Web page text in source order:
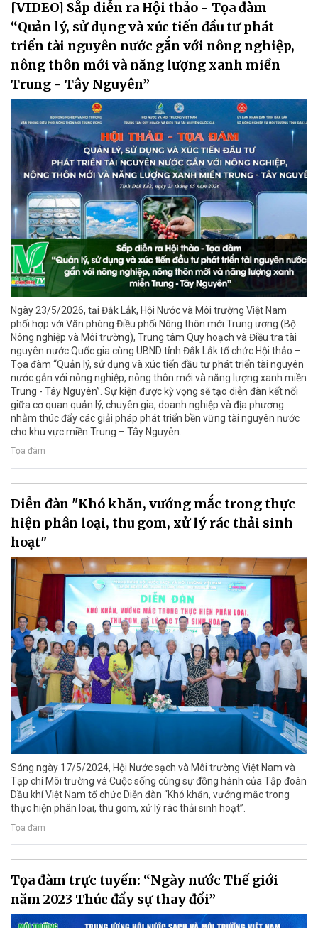
[VIDEO] Sắp diễn ra Hội thảo - Tọa đàm
“Quản lý, sử dụng và xúc tiến đầu tư phát
triển tài nguyên nước gắn với nông nghiệp,
nông thôn mới và năng lượng xanh miền
Trung - Tây Nguyên”
Ngày 23/5/2026, tại Đắk Lắk, Hội Nước và Môi trường Việt Nam
phối hợp với Văn phòng Điều phối Nông thôn mới Trung ương (Bộ
Nông nghiệp và Môi trường), Trung tâm Quy hoạch và Điều tra tài
nguyên nước Quốc gia cùng UBND tỉnh Đắk Lắk tổ chức Hội thảo –
Tọa đàm “Quản lý, sử dụng và xúc tiến đầu tư phát triển tài nguyên
nước gắn với nông nghiệp, nông thôn mới và năng lượng xanh miền
Trung - Tây Nguyên”. Sự kiện được kỳ vọng sẽ tạo diễn đàn kết nối
giữa cơ quan quản lý, chuyên gia, doanh nghiệp và địa phương
nhằm thúc đẩy các giải pháp phát triển bền vững tài nguyên nước
cho khu vực miền Trung – Tây Nguyên.
Tọa đàm
Diễn đàn "Khó khăn, vướng mắc trong thực
hiện phân loại, thu gom, xử lý rác thải sinh
hoạt"
Sáng ngày 17/5/2024, Hội Nước sạch và Môi trường Việt Nam và
Tạp chí Môi trường và Cuộc sống cùng sự đồng hành của Tập đoàn
Dầu khí Việt Nam tổ chức Diễn đàn “Khó khăn, vướng mắc trong
thực hiện phân loại, thu gom, xử lý rác thải sinh hoạt”.
Tọa đàm
Tọa đàm trực tuyến: “Ngày nước Thế giới
năm 2023 Thúc đẩy sự thay đổi”